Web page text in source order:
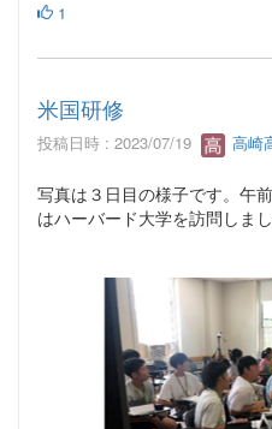
1
米国研修
投稿日時 : 2023/07/19 高崎
写真は３日目の様子です。午
はハーバード大学を訪問しまし